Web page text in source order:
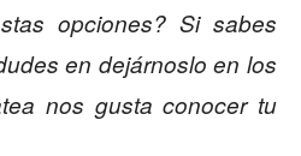
opciones? Si sabes
en dejárnoslo en los
nos gusta conocer tu